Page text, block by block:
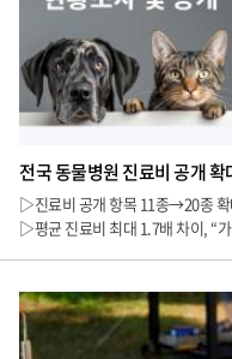
전국 동물병원 진료비 공개
▷진료비 공개 항목 11종→20종
▷평균 진료비 최대 1.7배 차이, “